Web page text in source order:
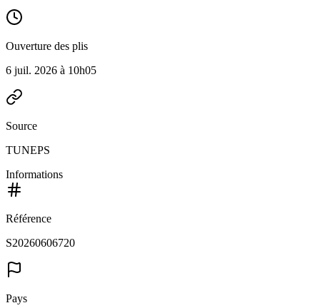
Ouverture des plis
6 juil. 2026 à 10h05
Source
TUNEPS
Informations
Référence
S20260606720
Pays